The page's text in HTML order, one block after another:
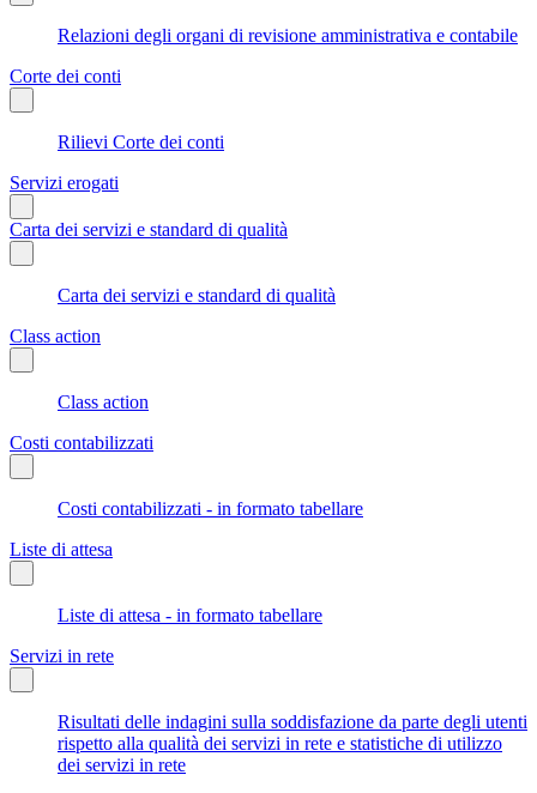
Relazioni degli organi di revisione amministrativa e contabile
Corte dei conti
Rilievi Corte dei conti
Servizi erogati
Carta dei servizi e standard di qualità
Carta dei servizi e standard di qualità
Class action
Class action
Costi contabilizzati
Costi contabilizzati - in formato tabellare
Liste di attesa
Liste di attesa - in formato tabellare
Servizi in rete
Risultati delle indagini sulla soddisfazione da parte degli utenti
rispetto alla qualità dei servizi in rete e statistiche di utilizzo
dei servizi in rete